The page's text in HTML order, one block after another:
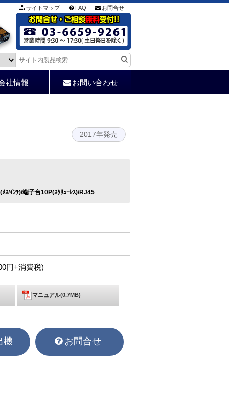
サイトマップ FAQ お問合せ
社情報 お問い合わせ
2017年発売
/ｲﾝﾁ)/端子台10P(ｽｸﾘｭｰﾚｽ)/RJ45
円+消費税)
マニュアル(0.7MB)
機 お問合せ